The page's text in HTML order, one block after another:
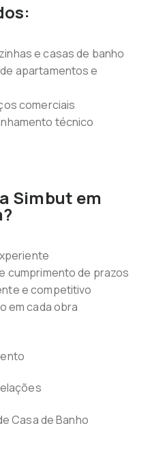
e casas de banho
apartamentos e
comerciais
técnico
Simbut em
cumprimento de prazos
e competitivo
em cada obra